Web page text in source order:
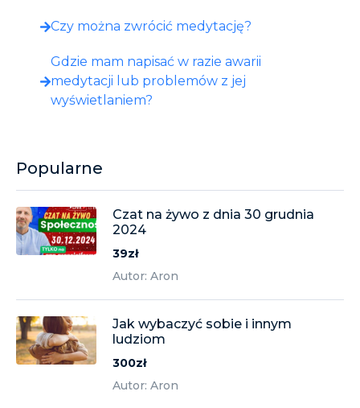
Czy można zwrócić medytację?
Gdzie mam napisać w razie awarii
medytacji lub problemów z jej
wyświetlaniem?
Popularne
Czat na żywo z dnia 30 grudnia
2024
39zł
Autor: Aron
Jak wybaczyć sobie i innym
ludziom
300zł
Autor: Aron